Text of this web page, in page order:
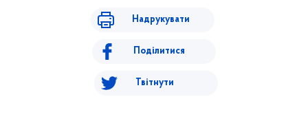
Надрукувати
Поділитися
Твітнути